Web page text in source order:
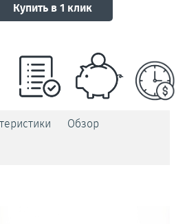
Купить в 1 клик
Обзор